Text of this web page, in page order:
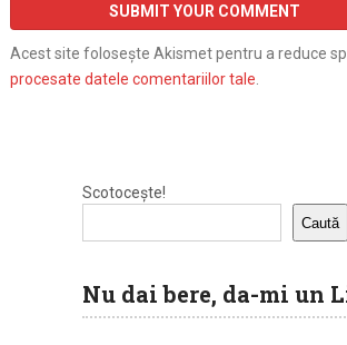
Acest site folosește Akismet pentru a reduce
procesate datele comentariilor tale
Scotocește!
Caută
Nu dai bere, da-mi un